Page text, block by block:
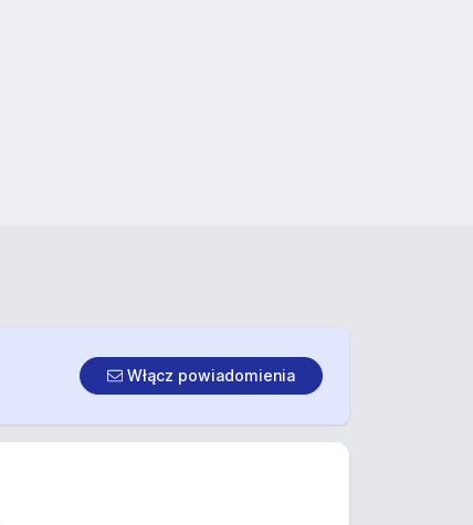
Włącz powiadomienia